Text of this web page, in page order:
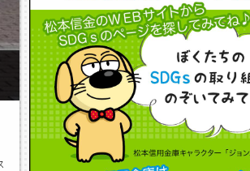
,第17回長野県高等学校ダンスフェスティバル,ダンス